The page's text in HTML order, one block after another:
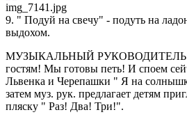
img_7141.jpg
9. " Подуй на свечу" - подуть на
выдохом.
МУЗЫКАЛЬНЫЙ РУКОВОДИТЕЛЬ:
гостям! Мы готовы петь! И споем
Львенка и Черепашки " Я на
затем муз. рук. предлагает детям
пляску " Раз! Два! Три!".